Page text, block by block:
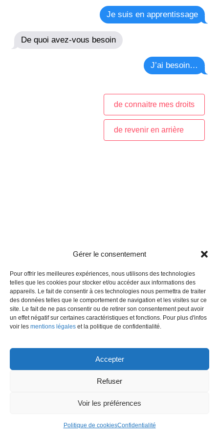
Gérer le consentement
Pour offrir les meilleures expériences, nous utilisons des technologies
telles que les cookies pour stocker et/ou accéder aux informations des
appareils. Le fait de consentir à ces technologies nous permettra de traiter
des données telles que le comportement de navigation et les visites sur ce
site. Le fait de ne pas consentir ou de retirer son consentement peut avoir
un effet négatif sur certaines caractéristiques et fonctions. Pour plus d'infos
voir les mentions légales et la politique de confidentialité.
Accepter
Refuser
Voir les préférences
Politique de cookiesConfidentialité
Je suis en apprentissage
De quoi avez-vous besoin
J’ai besoin…
de connaitre mes droits
de revenir en arrière